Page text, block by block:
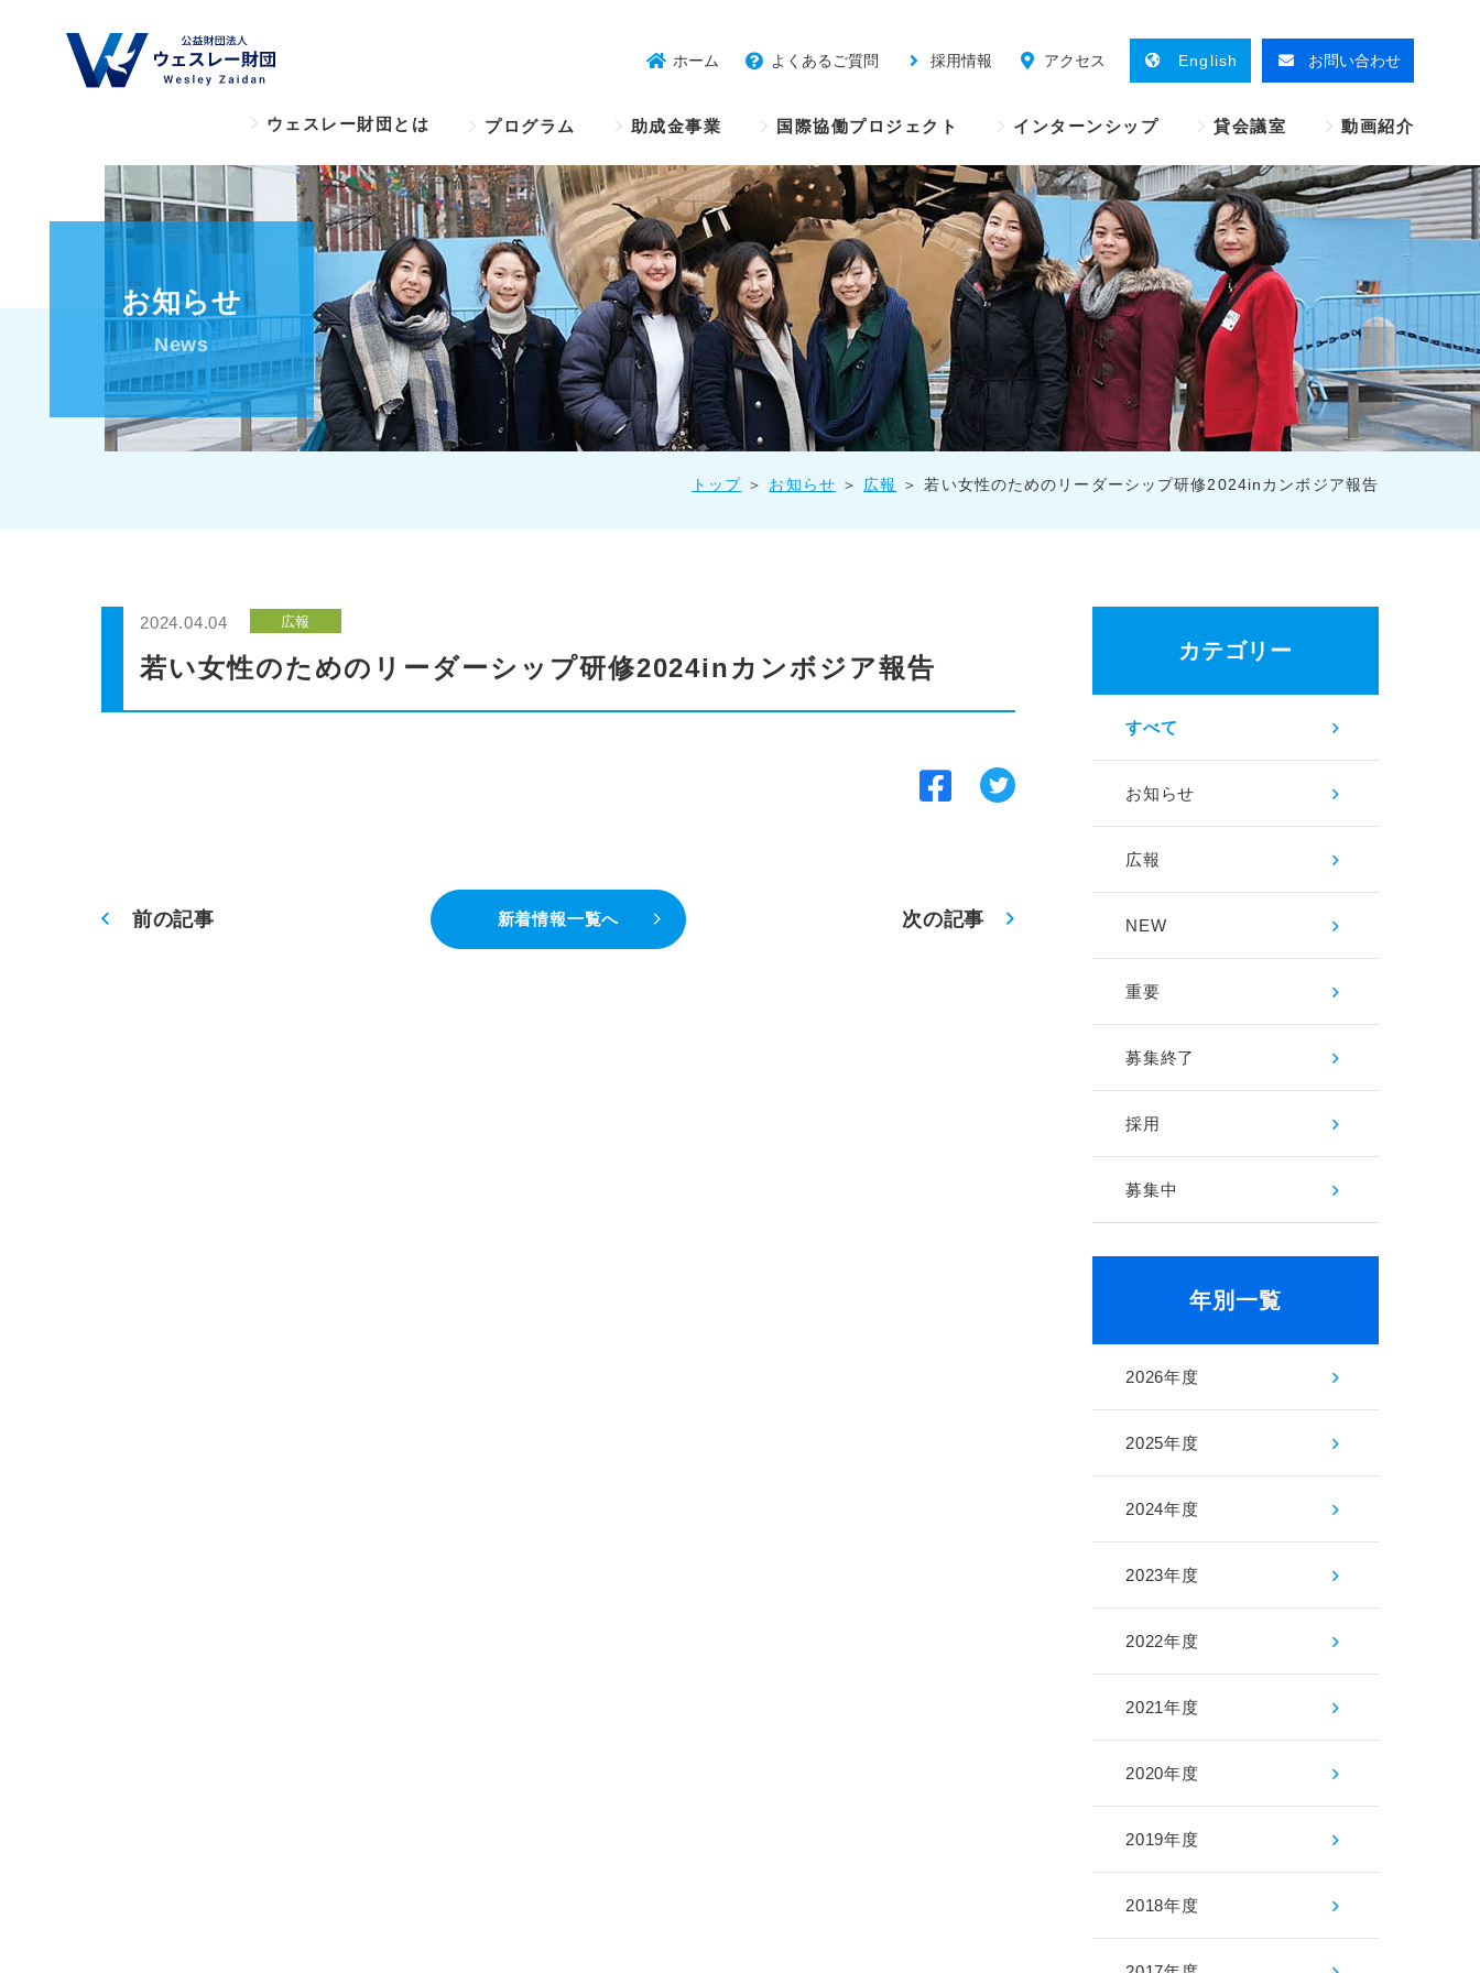
ウェスレー財団とは プログラム 助成金事業 国際協働プロジェクト インターンシップ 貸会議室 動画紹介
ホーム よくあるご質問 採用情報 アクセス English お問い合わせ
お知らせ
News
トップ お知らせ 広報 若い女性のためのリーダーシップ研修2024inカンボジア報告
2024.04.04 広報
若い女性のためのリーダーシップ研修2024inカンボジア報告
新着情報一覧へ
前の記事 次の記事
カテゴリー
すべて
お知らせ
広報
NEW
重要
募集終了
採用
募集中
年別一覧
2026年度
2025年度
2024年度
2023年度
2022年度
2021年度
2020年度
2019年度
2018年度